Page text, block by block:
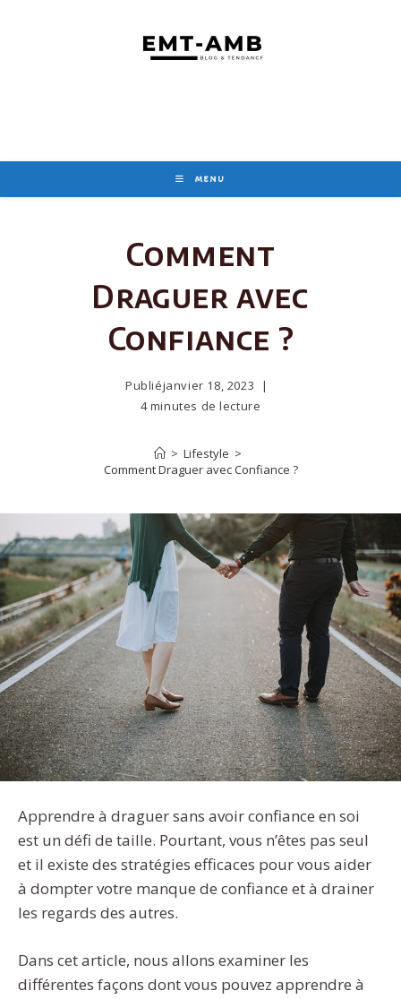
MENU
Comment
Draguer avec
Confiance ?
Publiéjanvier 18, 2023
4 minutes de lecture
> Lifestyle >
Comment Draguer avec Confiance ?
Apprendre à draguer sans avoir confiance en soi
est un défi de taille. Pourtant, vous n’êtes pas seul
et il existe des stratégies efficaces pour vous aider
à dompter votre manque de confiance et à drainer
les regards des autres.
Dans cet article, nous allons examiner les
différentes façons dont vous pouvez apprendre à